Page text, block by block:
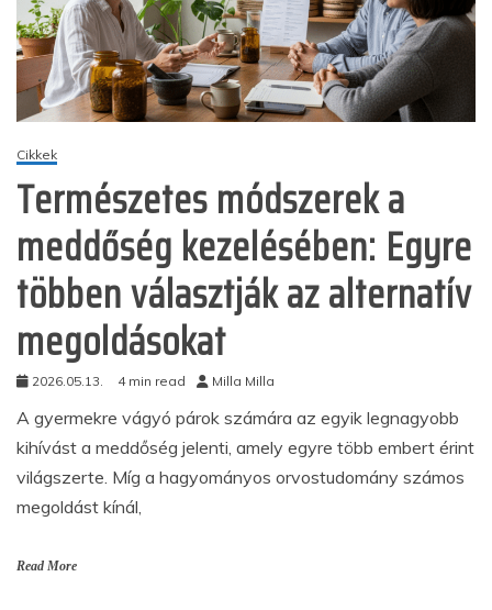
Cikkek
Természetes módszerek a
meddőség kezelésében: Egyre
többen választják az alternatív
megoldásokat
2026.05.13. 4 min read Milla Milla
A gyermekre vágyó párok számára az egyik legnagyobb
kihívást a meddőség jelenti, amely egyre több embert érint
világszerte. Míg a hagyományos orvostudomány számos
megoldást kínál,
Read More